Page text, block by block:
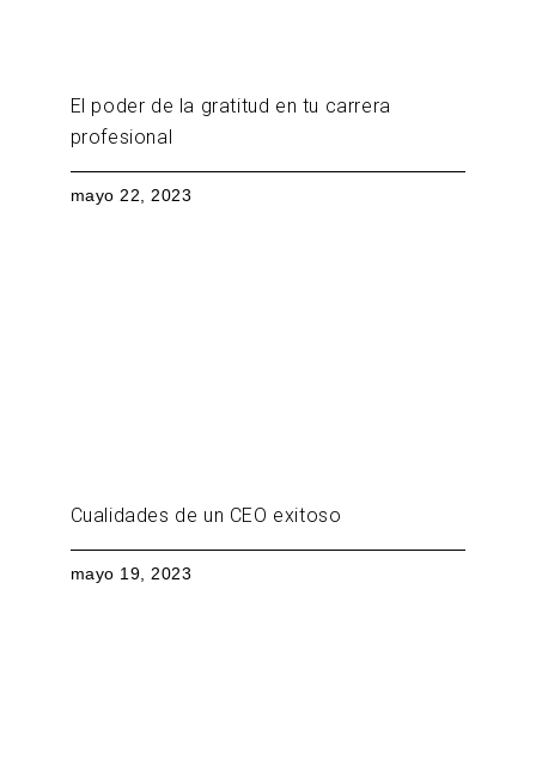
El poder de la gratitud en tu carrera
profesional
mayo 22, 2023
Cualidades de un CEO exitoso
mayo 19, 2023